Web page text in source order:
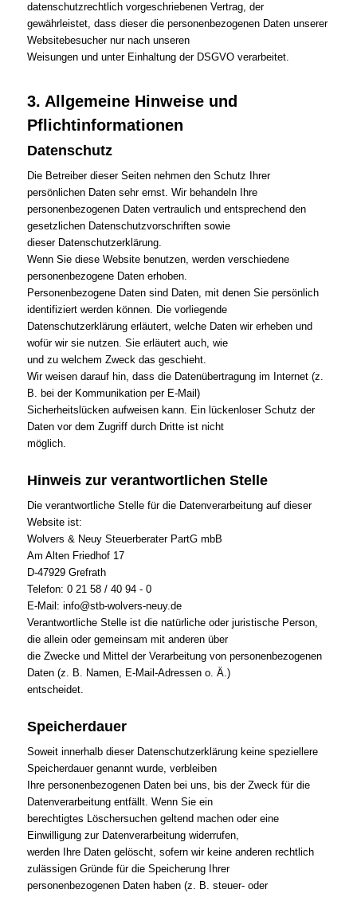
datenschutzrechtlich vorgeschriebenen Vertrag, der
gewährleistet, dass dieser die personenbezogenen Daten unserer
Websitebesucher nur nach unseren
Weisungen und unter Einhaltung der DSGVO verarbeitet.
3. Allgemeine Hinweise und
Pflichtinformationen
Datenschutz
Die Betreiber dieser Seiten nehmen den Schutz Ihrer
persönlichen Daten sehr ernst. Wir behandeln Ihre
personenbezogenen Daten vertraulich und entsprechend den
gesetzlichen Datenschutzvorschriften sowie
dieser Datenschutzerklärung.
Wenn Sie diese Website benutzen, werden verschiedene
personenbezogene Daten erhoben.
Personenbezogene Daten sind Daten, mit denen Sie persönlich
identifiziert werden können. Die vorliegende
Datenschutzerklärung erläutert, welche Daten wir erheben und
wofür wir sie nutzen. Sie erläutert auch, wie
und zu welchem Zweck das geschieht.
Wir weisen darauf hin, dass die Datenübertragung im Internet (z.
B. bei der Kommunikation per E-Mail)
Sicherheitslücken aufweisen kann. Ein lückenloser Schutz der
Daten vor dem Zugriff durch Dritte ist nicht
möglich.
Hinweis zur verantwortlichen Stelle
Die verantwortliche Stelle für die Datenverarbeitung auf dieser
Website ist:
Wolvers & Neuy Steuerberater PartG mbB
Am Alten Friedhof 17
D-47929 Grefrath
Telefon: 0 21 58 / 40 94 - 0
E-Mail: info@stb-wolvers-neuy.de
Verantwortliche Stelle ist die natürliche oder juristische Person,
die allein oder gemeinsam mit anderen über
die Zwecke und Mittel der Verarbeitung von personenbezogenen
Daten (z. B. Namen, E-Mail-Adressen o. Ä.)
entscheidet.
Speicherdauer
Soweit innerhalb dieser Datenschutzerklärung keine speziellere
Speicherdauer genannt wurde, verbleiben
Ihre personenbezogenen Daten bei uns, bis der Zweck für die
Datenverarbeitung entfällt. Wenn Sie ein
berechtigtes Löschersuchen geltend machen oder eine
Einwilligung zur Datenverarbeitung widerrufen,
werden Ihre Daten gelöscht, sofern wir keine anderen rechtlich
zulässigen Gründe für die Speicherung Ihrer
personenbezogenen Daten haben (z. B. steuer- oder